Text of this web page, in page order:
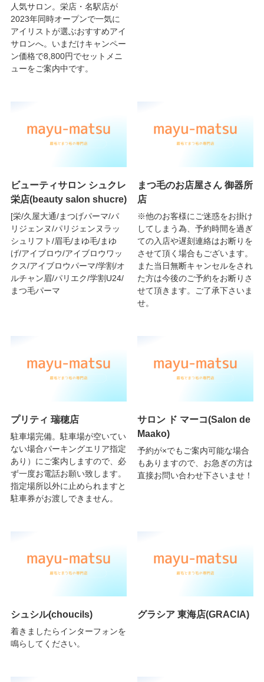
人気サロン。栄店・名駅店が
2023年同時オープンで一気に
アイリストが選ぶおすすめアイ
サロンへ。いまだけキャンペー
ン価格で8,800円でセットメニ
ューをご案内中です。
ビューティサロン シュクレ
栄店(beauty salon shucre)
[栄/久屋大通/まつげパーマ/パ
リジェンヌ/パリジェンヌラッ
シュリフト/眉毛/まゆ毛/まゆ
げ/アイブロウ/アイブロウワッ
クス/アイブロウパーマ/学割/オ
ルチャン眉/パリエク/学割U24/
まつ毛パーマ
まつ毛のお店屋さん 御器所
店
※他のお客様にご迷惑をお掛け
してしまう為、予約時間を過ぎ
ての入店や遅刻連絡はお断りを
させて頂く場合もございます。
また当日無断キャンセルをされ
た方は今後のご予約をお断りさ
せて頂きます。ご了承下さいま
せ。
プリティ 瑞穂店
駐車場完備。駐車場が空いてい
ない場合パーキングエリア指定
あり）にご案内しますので、必
ず一度お電話お願い致します。
指定場所以外に止められますと
駐車券がお渡しできません。
サロン ド マーコ(Salon de
Maako)
予約が×でもご案内可能な場合
もありますので、お急ぎの方は
直接お問い合わせ下さいませ！
シュシル(choucils)
着きましたらインターフォンを
鳴らしてください。
グラシア 東海店(GRACIA)